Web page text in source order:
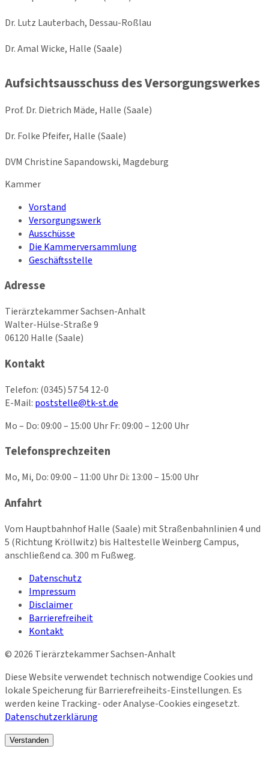
Dr. Lutz Lauterbach, Dessau-Roßlau
Dr. Amal Wicke, Halle (Saale)
Aufsichtsausschuss des Versorgungswerkes
Prof. Dr. Dietrich Mäde, Halle (Saale)
Dr. Folke Pfeifer, Halle (Saale)
DVM Christine Sapandowski, Magdeburg
Kammer
Vorstand
Versorgungswerk
Ausschüsse
Die Kammerversammlung
Geschäftsstelle
Adresse
Tierärztekammer Sachsen-Anhalt
Walter-Hülse-Straße 9
06120 Halle (Saale)
Kontakt
Telefon: (0345) 57 54 12-0
E-Mail: poststelle@tk-st.de
Mo – Do: 09:00 – 15:00 Uhr Fr: 09:00 – 12:00 Uhr
Telefonsprechzeiten
Mo, Mi, Do: 09:00 – 11:00 Uhr Di: 13:00 – 15:00 Uhr
Anfahrt
Vom Hauptbahnhof Halle (Saale) mit Straßenbahnlinien 4 und
5 (Richtung Kröllwitz) bis Haltestelle Weinberg Campus,
anschließend ca. 300 m Fußweg.
Datenschutz
Impressum
Disclaimer
Barrierefreiheit
Kontakt
© 2026 Tierärztekammer Sachsen-Anhalt
Diese Website verwendet technisch notwendige Cookies und
lokale Speicherung für Barrierefreiheits-Einstellungen. Es
werden keine Tracking- oder Analyse-Cookies eingesetzt.
Datenschutzerklärung
Verstanden